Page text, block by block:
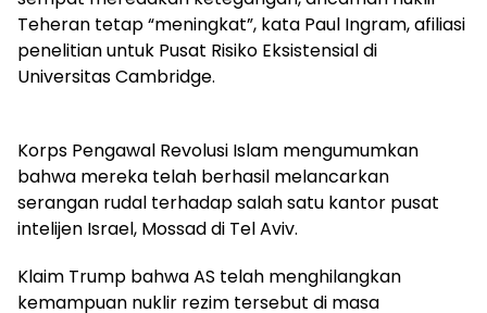
Teheran tetap “meningkat”, kata Paul Ingram, afiliasi
penelitian untuk Pusat Risiko Eksistensial di
Universitas Cambridge.
Korps Pengawal Revolusi Islam mengumumkan
bahwa mereka telah berhasil melancarkan
serangan rudal terhadap salah satu kantor pusat
intelijen Israel, Mossad di Tel Aviv.
Klaim Trump bahwa AS telah menghilangkan
kemampuan nuklir rezim tersebut di masa